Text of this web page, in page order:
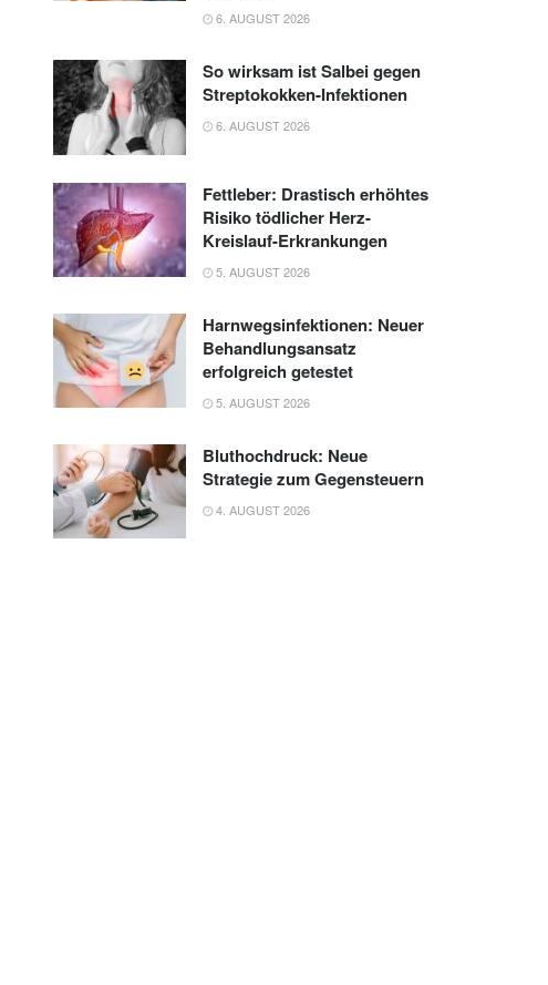
6. AUGUST 2026
So wirksam ist Salbei gegen
Streptokokken-Infektionen
6. AUGUST 2026
Fettleber: Drastisch erhöhtes
Risiko tödlicher Herz-
Kreislauf-Erkrankungen
5. AUGUST 2026
Harnwegsinfektionen: Neuer
Behandlungsansatz
erfolgreich getestet
5. AUGUST 2026
Bluthochdruck: Neue
Strategie zum Gegensteuern
4. AUGUST 2026